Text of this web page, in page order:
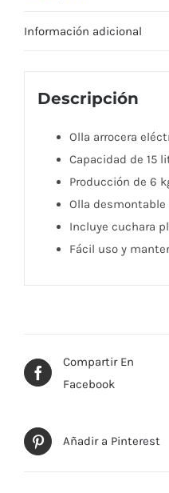
Información adicional
Descripción
Olla arrocera
Capacidad de 15
Producción de 6
Olla desmontable
Incluye cuchara
Fácil uso y
Compartir En
Facebook
Añadir a Pinterest